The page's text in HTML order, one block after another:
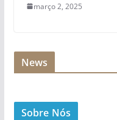
março 2, 2025
News
Sobre Nós